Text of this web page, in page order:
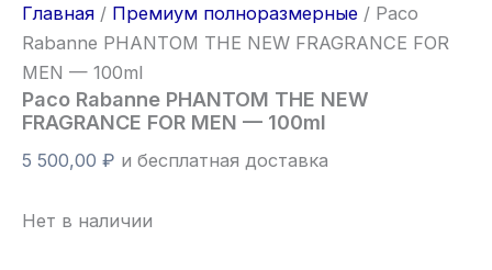
Главная / Премиум полноразмерные / Paco
Rabanne PHANTOM THE NEW FRAGRANCE FOR
MEN — 100ml
Paco Rabanne PHANTOM THE NEW
FRAGRANCE FOR MEN — 100ml
5 500,00 ₽ и бесплатная доставка
Нет в наличии